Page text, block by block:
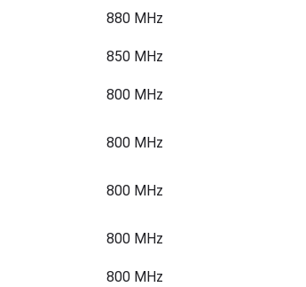
880 MHz
850 MHz
800 MHz
800 MHz
800 MHz
800 MHz
800 MHz